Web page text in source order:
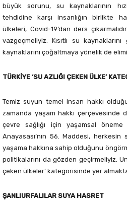
büyük sorunu, su kaynaklarının
tehdidine karşı insanlığın birlikte
ülkeleri, Covid-19’dan ders
vazgeçmeliyiz. Kısıtlı su
kaynaklarını çoğaltmaya yönelik de
TÜRKİYE ‘SU AZLIĞI ÇEKEN ÜLKE’
Temiz suyun temel insan hakkı
zamanda yaşam hakkı çerçevesinde
çevre sağlığı için yaşamsal
Anayasası’nın 56. Maddesi,
yaşama hakkına sahip olduğunu
politikalarını da gözden geçirmeliyiz.
çeken ülkeler’ kategorisinde yer
ŞANLIURFALILAR SUYA HASRET